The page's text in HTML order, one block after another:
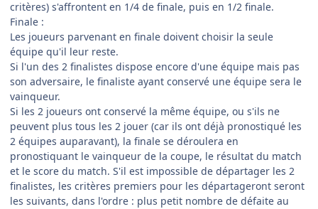
critères) s'affrontent en 1/4 de finale, puis en 1/2 finale.
Finale :
Les joueurs parvenant en finale doivent choisir la seule
équipe qu'il leur reste.
Si l'un des 2 finalistes dispose encore d'une équipe mais pas
son adversaire, le finaliste ayant conservé une équipe sera le
vainqueur.
Si les 2 joueurs ont conservé la même équipe, ou s'ils ne
peuvent plus tous les 2 jouer (car ils ont déjà pronostiqué les
2 équipes auparavant), la finale se déroulera en
pronostiquant le vainqueur de la coupe, le résultat du match
et le score du match. S'il est impossible de départager les 2
finalistes, les critères premiers pour les départageront seront
les suivants, dans l'ordre : plus petit nombre de défaite au